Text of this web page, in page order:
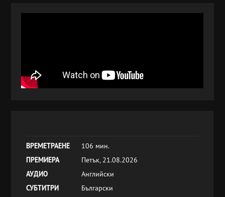
ВРЕМЕТРАЕНЕ
106 мин.
ПРЕМИЕРА
Петък, 21.08.2026
АУДИО
Английски
СУБТИТРИ
Български